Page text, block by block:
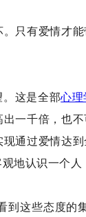
只有爱情才
。这是全部心理
一千倍，也
通过爱情达
地认识一个人
这些态度的